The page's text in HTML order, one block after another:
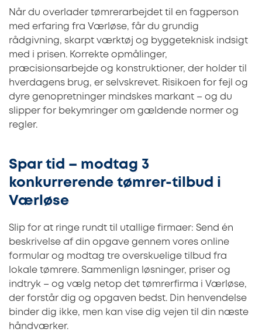
Når du overlader tømrerarbejdet til en fagperson
med erfaring fra Værløse, får du grundig
rådgivning, skarpt værktøj og byggeteknisk indsigt
med i prisen. Korrekte opmålinger,
præcisionsarbejde og konstruktioner, der holder til
hverdagens brug, er selvskrevet. Risikoen for fejl og
dyre genopretninger mindskes markant – og du
slipper for bekymringer om gældende normer og
regler.
Spar tid – modtag 3
konkurrerende tømrer-tilbud i
Værløse
Slip for at ringe rundt til utallige firmaer: Send én
beskrivelse af din opgave gennem vores online
formular og modtag tre overskuelige tilbud fra
lokale tømrere. Sammenlign løsninger, priser og
indtryk – og vælg netop det tømrerfirma i Værløse,
der forstår dig og opgaven bedst. Din henvendelse
binder dig ikke, men kan vise dig vejen til din næste
håndværker.